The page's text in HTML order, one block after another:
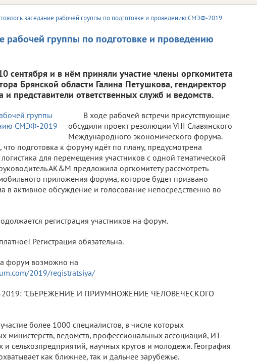
заседание рабочей группы по подготовке и проведению СМЭФ-2019
рабочей группы по подготовке и проведению
сентября и в нём приняли участие члены оргкомитета
Брянской области Галина Петушкова, гендиректор
представители ответственных служб и ведомств.
В ходе рабочей встречи присутствующие
обсудили проект резолюции VIII Славянского
Международного экономического форума.
подготовка к форуму идёт по плану, предусмотрена
для перемещения участников с одной тематической
АК&М предложила оргкомитету рассмотреть
приложения форума, которое будет призвано
в активное обсуждение и голосование непосредственно во
регистрация участников на форум.
Регистрация обязательна.
форум возможно на
2019/registratsiya/
2019: "СБЕРЕЖЕНИЕ И ПРИУМНОЖЕНИЕ ЧЕЛОВЕЧЕСКОГО
более 1000 специалистов, в числе которых
министерств, ведомств, профессиональных ассоциаций, ИТ-
сельхозпредприятий, научных кругов и молодежи. География
как ближнее, так и дальнее зарубежье.